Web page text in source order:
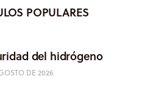
POPULARES
del hidrógeno
DE 2026